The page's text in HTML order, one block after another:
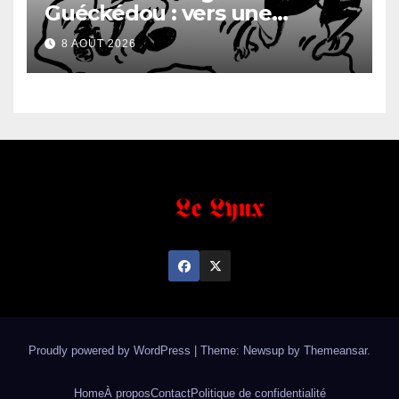
Guéckédou : vers une
démission des conseillés du
parti à Ouendé-Kénéma ?
8 AOÛT 2026
Proudly powered by WordPress Theme: Newsup by Themeansar.
HomeÀ proposContactPolitique de confidentialité